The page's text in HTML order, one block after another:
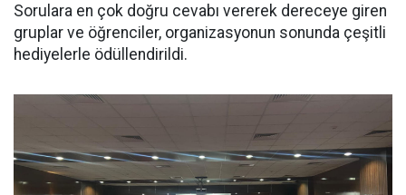
Sorulara en çok doğru cevabı vererek dereceye giren
gruplar ve öğrenciler, organizasyonun sonunda çeşitli
hediyelerle ödüllendirildi.